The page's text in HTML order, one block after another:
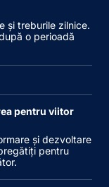
și treburile zilnice.
o perioadă
pentru viitor
și dezvoltare
pentru